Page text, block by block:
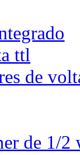
ttl
de
de 1/2